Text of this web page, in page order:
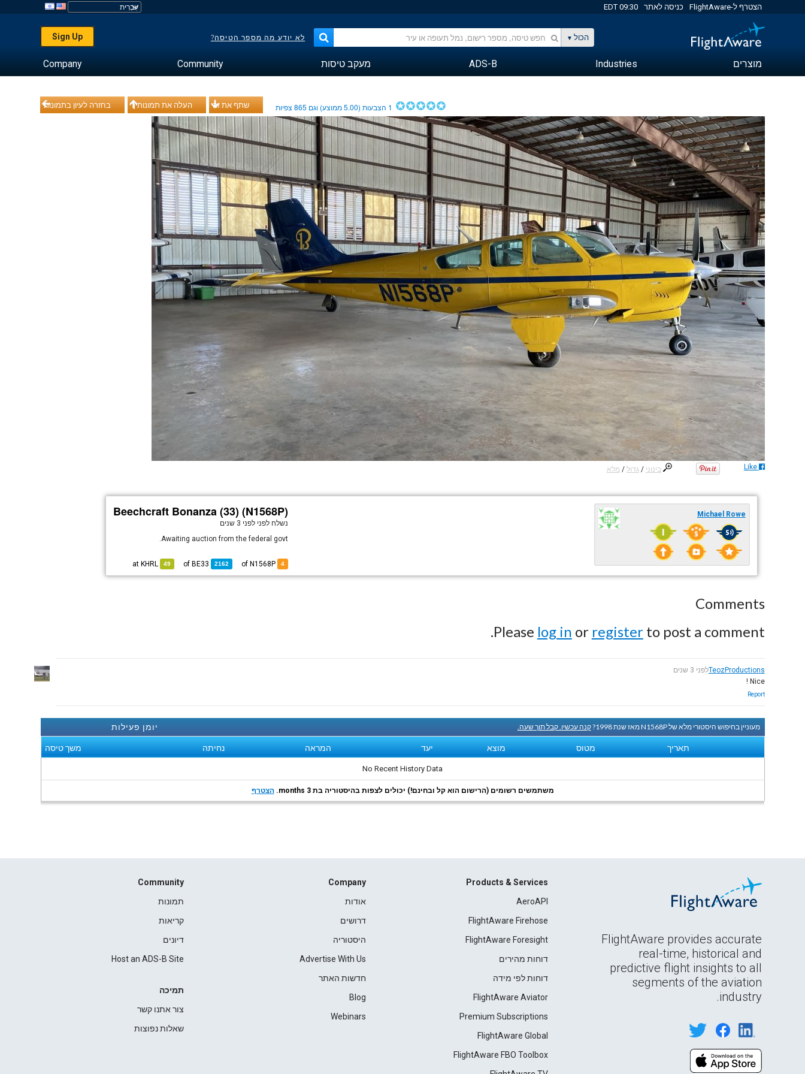
הצטרף ל-FlightAware כניסה לאתר 09:30 EDT
הכול לא יודע מה מספר הטיסה? Sign Up
מוצרים Industries
ADS-B מעקב טיסות Community
Company
בחזרה לעיון בתמונות העלה את תמונותיך שתף את זה 1 הצבעות (5.00ממוצע) וגם 865צפיות
בינוני /גדול / מלא Like
Beechcraft Bonanza (33) (N1568P)
נשלח לפני לפני 3 שנים
Awaiting auction from the federal govt.
4
2162
BE33
49
KHRL
Michael Rowe
Comments
Please log in or registerto post a comment.
TeozProductionsלפני 3 שנים
Nice !
Report
יומן פעילות מעוניין בחיפוש היסטורי מלא של N1568P מאז שנת 1998? קנה עכשיו. קבל תוך שעה.
תאריך מטוס מוצא יעד המראה נחיתה משך טיסה
No Recent History Data
משתמשים רשומים (הרישום הוא קל ובחינם!) יכולים לצפות בהיסטוריה בת 3 months. הצטרף
FlightAware provides accurate
real-time, historical and
predictive flight insights to all
segments of the aviation
industry.
Products & Services
AeroAPI
FlightAware Firehose
FlightAware Foresight
דוחות מהירים
דוחות לפי מידה
FlightAware Aviator
Premium Subscriptions
FlightAware Global
FlightAware FBO Toolbox
Company
אודות
דרושים
היסטוריה
Advertise With Us
חדשות האתר
Blog
Webinars
Community
תמונות
קריאות
דיונים
Host an ADS-B Site
תמיכה
צור אתנו קשר
שאלות נפוצות